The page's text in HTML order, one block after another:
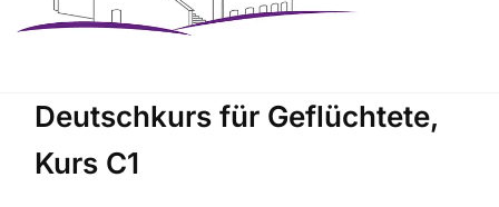
Deutschkurs für Geflüchtete,
Kurs C1